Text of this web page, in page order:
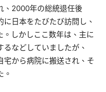
2000年の総統退任後
日本をたびたび訪問し、
しかしここ数年は、主に
などしていましたが、
から病院に搬送され、そ
。